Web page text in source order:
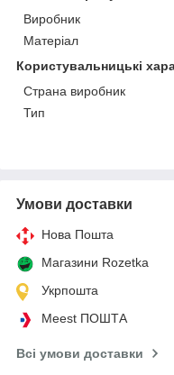
Виробник
Матеріал
Користувальницькі
Страна виробник
Тип
Умови доставки
Нова Пошта
Магазини Rozetka
Укрпошта
Meest ПОШТА
Всі умови доставки